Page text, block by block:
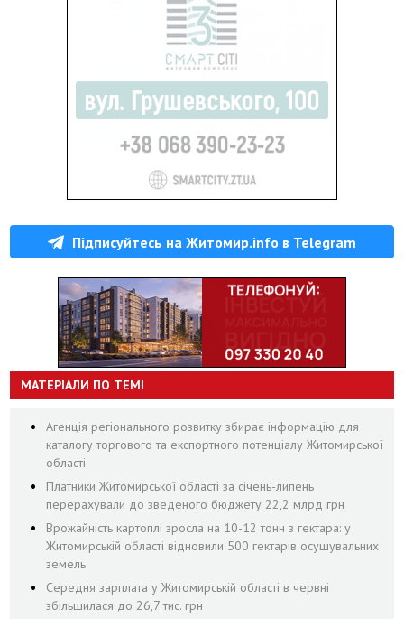
Підписуйтесь на Житомир.info в Telegram
МАТЕРІАЛИ ПО ТЕМІ
Агенція регіонального розвитку збирає інформацію для
каталогу торгового та експортного потенціалу Житомирської
області
Платники Житомирської області за січень-липень
перерахували до зведеного бюджету 22,2 млрд грн
Врожайність картоплі зросла на 10-12 тонн з гектара: у
Житомирській області відновили 500 гектарів осушувальних
земель
Середня зарплата у Житомирській області в червні
збільшилася до 26,7 тис. грн